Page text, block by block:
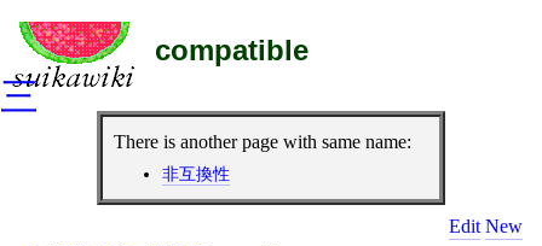
compatible
There is another page with same name:
非互換性
Edit New
三